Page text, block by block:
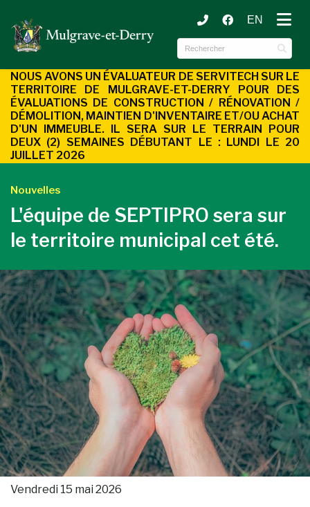
(Municipalité )
EN
NOUS AVONS UN ÉVALUATEUR DE SERVITECH SUR LE
TERRITOIRE DE MULGRAVE-ET-DERRY POUR DES
ÉVALUATIONS DE CONSTRUCTION / RÉNOVATION /
DÉMOLITION, MAINTIEN D'INVENTAIRE ET/OU ACHAT
D'UN
IMMEUBLE. IL SERA SUR LE TERRAIN POUR
DEUX (2) SEMAINES DÉBUTANT LE : LUNDI LE 20
JUILLET 2026
Nouvelles
L'équipe de SEPTIPRO sera sur
le territoire municipal cet été.
Vendredi 15 mai 2026